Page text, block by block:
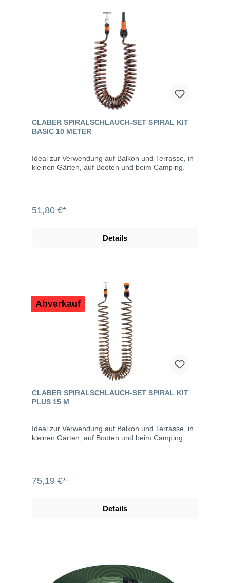
CLABER SPIRALSCHLAUCH-SET SPIRAL KIT
BASIC 10 METER
Ideal zur Verwendung auf Balkon und Terrasse, in
kleinen Gärten, auf Booten und beim Camping.
51,80 €*
Details
Abverkauf
CLABER SPIRALSCHLAUCH-SET SPIRAL KIT
PLUS 15 M
Ideal zur Verwendung auf Balkon und Terrasse, in
kleinen Gärten, auf Booten und beim Camping.
75,19 €*
Details